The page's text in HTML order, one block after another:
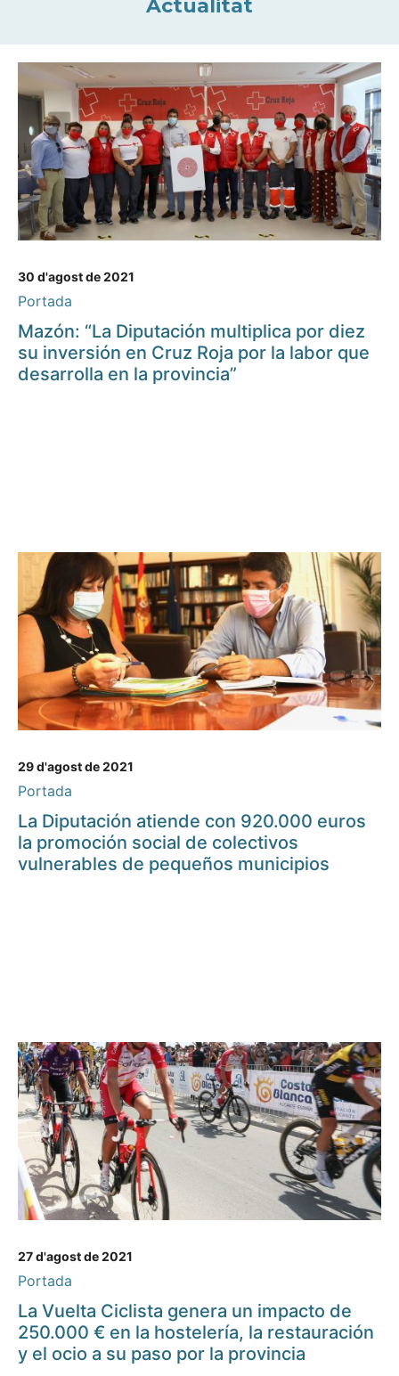
Actualitat
30 d'agost de 2021
Portada
Mazón: “La Diputación multiplica por diez
su inversión en Cruz Roja por la labor que
desarrolla en la provincia”
29 d'agost de 2021
Portada
La Diputación atiende con 920.000 euros
la promoción social de colectivos
vulnerables de pequeños municipios
27 d'agost de 2021
Portada
La Vuelta Ciclista genera un impacto de
250.000 € en la hostelería, la restauración
y el ocio a su paso por la provincia